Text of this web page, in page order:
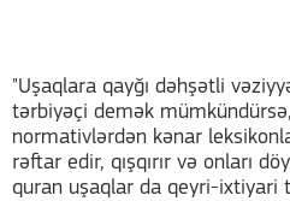
"Uşaqlara qayğı dəhşətli
tərbiyəçi demək
normativlərdən kənar
rəftar edir, qışqırır və onları
quran uşaqlar da qeyri-ixtiyari